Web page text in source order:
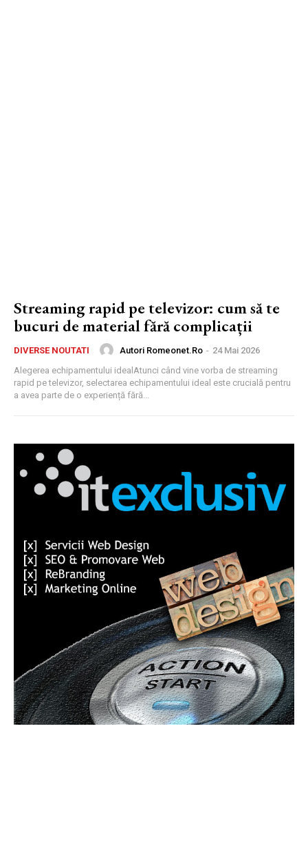
Streaming rapid pe televizor: cum să te
bucuri de material fără complicații
DIVERSE NOUTATI Autori Romeonet.ro - 24 Mai 2026
Alegerea echipamentului idealAtunci când vine vorba de streaming
rapid pe televizor, selectarea echipamentului ideal este crucială pentru
a avea parte de o experiență fără...